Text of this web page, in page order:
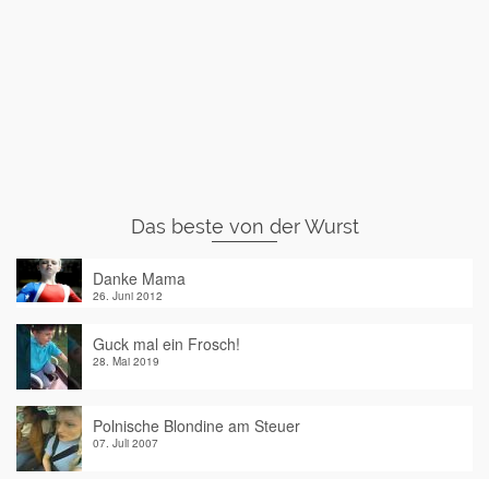
Das beste von der Wurst
Danke Mama
26. Juni 2012
Guck mal ein Frosch!
28. Mai 2019
Polnische Blondine am Steuer
07. Juli 2007